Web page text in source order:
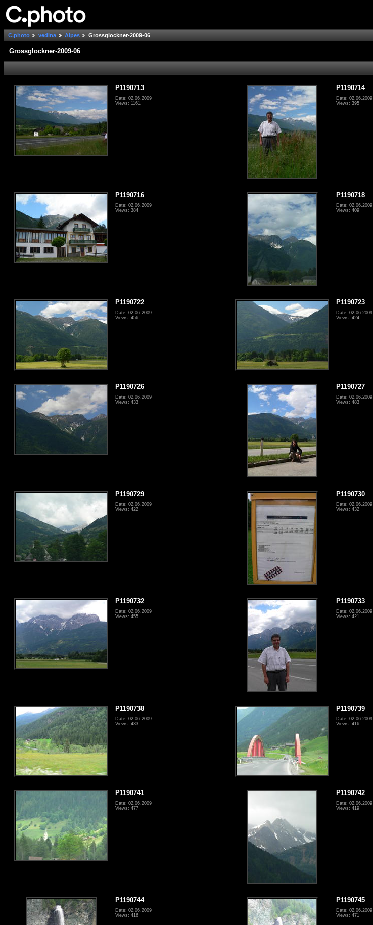
C.photo vedina Alpes Grossglockner-2009-06
Grossglockner-2009-06
P1190713
Date: 02.06.2009
Views: 1161
P1190714
Date: 02.06.2009
Views: 395
P1190716
Date: 02.06.2009
Views: 384
P1190718
Date: 02.06.2009
Views: 409
P1190722
Date: 02.06.2009
Views: 456
P1190723
Date: 02.06.2009
Views: 424
P1190726
Date: 02.06.2009
Views: 433
P1190727
Date: 02.06.2009
Views: 483
P1190729
Date: 02.06.2009
Views: 422
P1190730
Date: 02.06.2009
Views: 432
P1190732
Date: 02.06.2009
Views: 455
P1190733
Date: 02.06.2009
Views: 421
P1190738
Date: 02.06.2009
Views: 433
P1190739
Date: 02.06.2009
Views: 416
P1190741
Date: 02.06.2009
Views: 477
P1190742
Date: 02.06.2009
Views: 419
P1190744
Date: 02.06.2009
Views: 416
P1190745
Date: 02.06.2009
Views: 471